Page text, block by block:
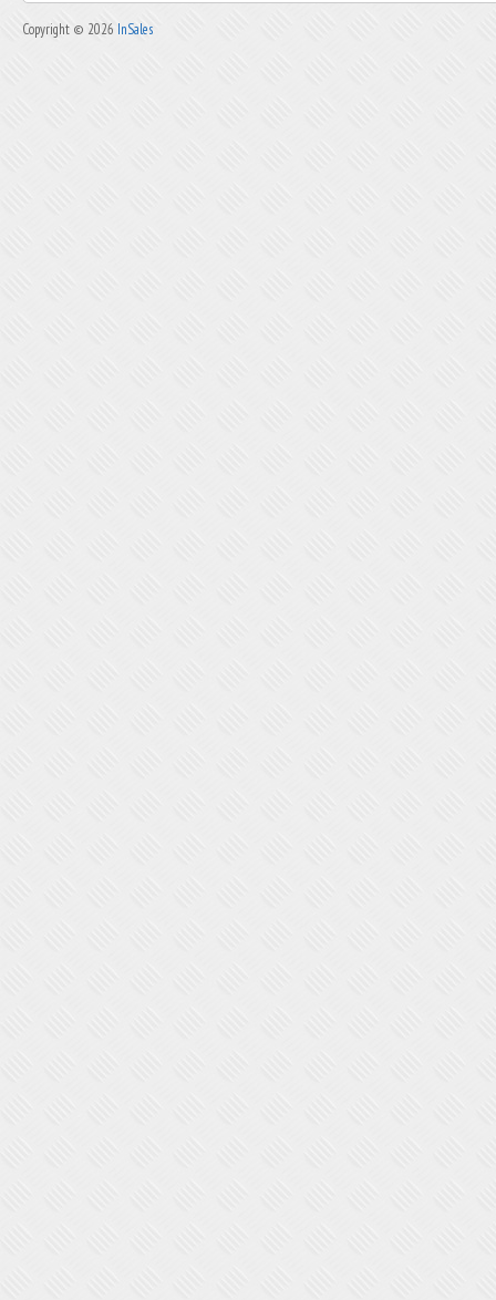
Copyright © 2026 InSales